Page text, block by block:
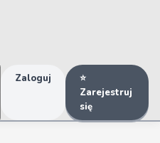
Zaloguj
⭐
Zarejestruj
się